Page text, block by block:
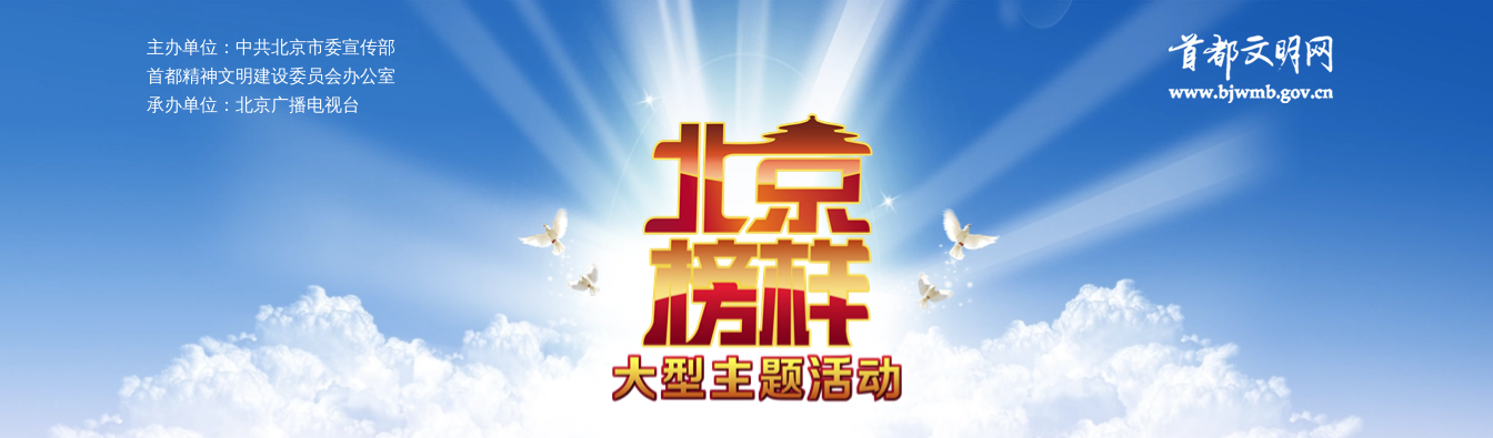
主办单位：中共北京市委宣传部
首都精神文明建设委员会办公室
承办单位：北京广播电视台